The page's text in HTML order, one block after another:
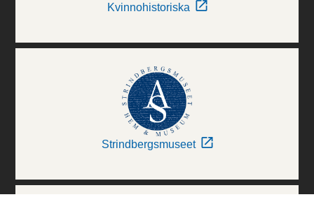
Kvinnohistoriska
Strindbergsmuseet